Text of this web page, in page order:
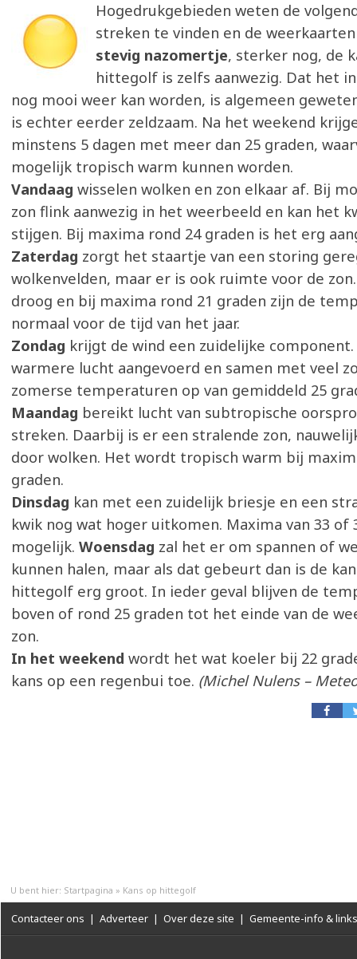
Hogedrukgebieden weten de
streken te vinden en de
stevig nazomertje, sterker nog, de
hittegolf is zelfs aanwezig. Dat het
nog mooi weer kan worden, is algemeen
is echter eerder zeldzaam. Na het weekend
minstens 5 dagen met meer dan 25 graden,
mogelijk tropisch warm kunnen worden.
Vandaag wisselen wolken en zon elkaar af. Bij
zon flink aanwezig in het weerbeeld en kan het
stijgen. Bij maxima rond 24 graden is het erg
Zaterdag zorgt het staartje van een storing
wolkenvelden, maar er is ook ruimte voor de
droog en bij maxima rond 21 graden zijn de
normaal voor de tijd van het jaar.
Zondag krijgt de wind een zuidelijke
warmere lucht aangevoerd en samen met veel
zomerse temperaturen op van gemiddeld 25
Maandag bereikt lucht van subtropische
streken. Daarbij is er een stralende zon,
door wolken. Het wordt tropisch warm bij
graden.
Dinsdag kan met een zuidelijk briesje en een
kwik nog wat hoger uitkomen. Maxima van 33 of
mogelijk. Woensdag zal het er om spannen of
kunnen halen, maar als dat gebeurt dan is de
hittegolf erg groot. In ieder geval blijven de
boven of rond 25 graden tot het einde van de
zon.
In het weekend wordt het wat koeler bij 22
kans op een regenbui toe. (Michel Nulens –
U bent hier: Startpagina » Kans op hittegolf
Contacteer ons | Adverteer | Over deze site | Gemeente-info & links